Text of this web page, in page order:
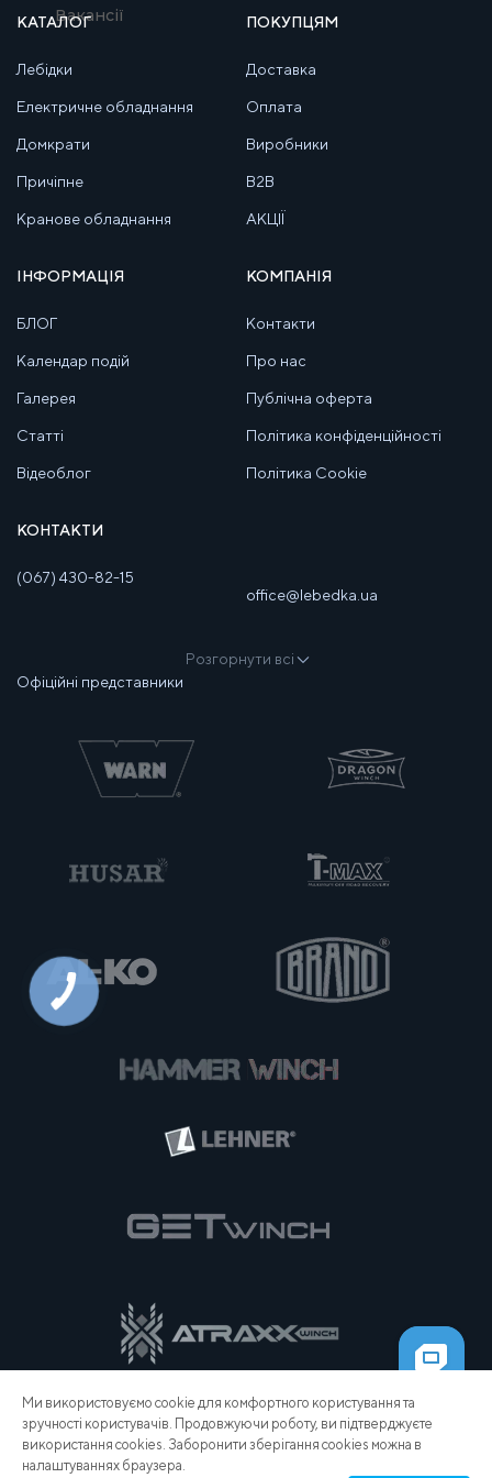
Ми використовуємо cookie для комфортного користування та
зручності користувачів. Продовжуючи роботу, ви підтверджуєте
використання cookies. Заборонити зберігання cookies можна в
налаштуваннях браузера.
Вакансії
КАТАЛОГ
Лебідки
Електричне обладнання
Домкрати
Причіпне
Кранове обладнання
ПОКУПЦЯМ
Доставка
Оплата
Виробники
B2B
АКЦІЇ
ІНФОРМАЦІЯ
БЛОГ
Календар подій
Галерея
Статті
Відеоблог
КОМПАНІЯ
Контакти
Про нас
Публічна оферта
Політика конфіденційності
Політика Cookie
КОНТАКТИ
(067) 430-82-15
office@lebedka.ua
Розгорнути всі
Офіційні представники